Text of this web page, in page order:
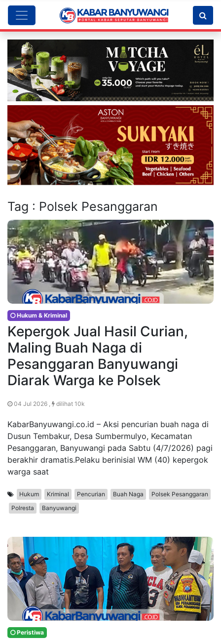
Tag : Polsek Pesanggaran
Hukum & Kriminal
Kepergok Jual Hasil Curian,
Maling Buah Naga di
Pesanggaran Banyuwangi
Diarak Warga ke Polsek
04 Jul 2026 , dilihat 10k
KabarBanyuwangi.co.id – Aksi pencurian buah naga di
Dusun Tembakur, Desa Sumbermulyo, Kecamatan
Pesanggaran, Banyuwangi pada Sabtu (4/7/2026) pagi
berakhir dramatis.Pelaku berinisial WM (40) kepergok
warga saat
Hukum Kriminal Pencurian Buah Naga
Polsek Pesanggaran
Polresta
Banyuwangi
Peristiwa